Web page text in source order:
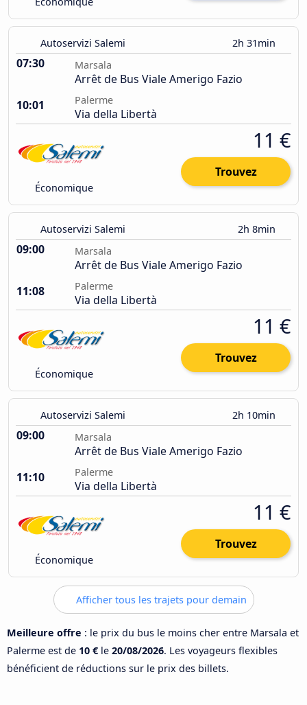
Autoservizi Salemi 2h 31min
07:30 Marsala
Arrêt de Bus Viale Amerigo Fazio
10:01
Palerme
Via della Libertà
Économique
11 €
Trouvez
Autoservizi Salemi 2h 8min
09:00 Marsala
Arrêt de Bus Viale Amerigo Fazio
11:08
Palerme
Via della Libertà
Économique
11 €
Trouvez
Autoservizi Salemi 2h 10min
09:00 Marsala
Arrêt de Bus Viale Amerigo Fazio
11:10
Palerme
Via della Libertà
Économique
11 €
Trouvez
Afficher tous les trajets pour demain
Meilleure offre : le prix du bus le moins cher entre Marsala et
Palerme est de 10 € le 20/08/2026. Les voyageurs flexibles
bénéficient de réductions sur le prix des billets.